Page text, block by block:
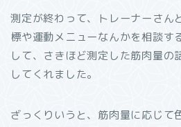
測定が終わって、トレーナーさん
標や運動メニューなんかを相談す
して、さきほど測定した筋肉量の
してくれました。
ざっくりいうと、筋肉量に応じて